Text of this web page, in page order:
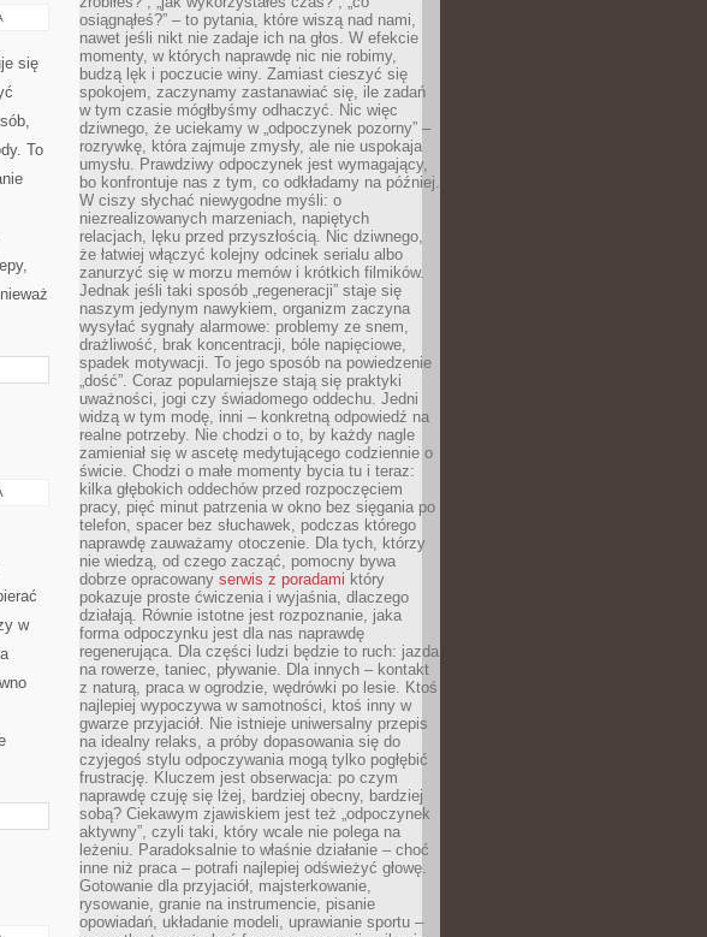
się
To
w
osiągnąłeś?” – to pytania, które wiszą nad nami,
nawet jeśli nikt nie zadaje ich na głos. W efekcie
momenty, w których naprawdę nic nie robimy,
budzą lęk i poczucie winy. Zamiast cieszyć się
spokojem, zaczynamy zastanawiać się, ile zadań
w tym czasie mógłbyśmy odhaczyć. Nic więc
dziwnego, że uciekamy w „odpoczynek pozorny” –
rozrywkę, która zajmuje zmysły, ale nie uspokaja
umysłu. Prawdziwy odpoczynek jest wymagający,
bo konfrontuje nas z tym, co odkładamy na później.
W ciszy słychać niewygodne myśli: o
niezrealizowanych marzeniach, napiętych
relacjach, lęku przed przyszłością. Nic dziwnego,
że łatwiej włączyć kolejny odcinek serialu albo
zanurzyć się w morzu memów i krótkich filmików.
Jednak jeśli taki sposób „regeneracji” staje się
naszym jedynym nawykiem, organizm zaczyna
wysyłać sygnały alarmowe: problemy ze snem,
drażliwość, brak koncentracji, bóle napięciowe,
spadek motywacji. To jego sposób na powiedzenie
„dość”. Coraz popularniejsze stają się praktyki
uważności, jogi czy świadomego oddechu. Jedni
widzą w tym modę, inni – konkretną odpowiedź na
realne potrzeby. Nie chodzi o to, by każdy nagle
zamieniał się w ascetę medytującego codziennie o
świcie. Chodzi o małe momenty bycia tu i teraz:
kilka głębokich oddechów przed rozpoczęciem
pracy, pięć minut patrzenia w okno bez sięgania po
telefon, spacer bez słuchawek, podczas którego
naprawdę zauważamy otoczenie. Dla tych, którzy
nie wiedzą, od czego zacząć, pomocny bywa
dobrze opracowany serwis z poradami który
pokazuje proste ćwiczenia i wyjaśnia, dlaczego
działają. Równie istotne jest rozpoznanie, jaka
forma odpoczynku jest dla nas naprawdę
regenerująca. Dla części ludzi będzie to ruch: jazda
na rowerze, taniec, pływanie. Dla innych – kontakt
z naturą, praca w ogrodzie, wędrówki po lesie. Ktoś
najlepiej wypoczywa w samotności, ktoś inny w
gwarze przyjaciół. Nie istnieje uniwersalny przepis
na idealny relaks, a próby dopasowania się do
czyjegoś stylu odpoczywania mogą tylko pogłębić
frustrację. Kluczem jest obserwacja: po czym
naprawdę czuję się lżej, bardziej obecny, bardziej
sobą? Ciekawym zjawiskiem jest też „odpoczynek
aktywny”, czyli taki, który wcale nie polega na
leżeniu. Paradoksalnie to właśnie działanie – choć
inne niż praca – potrafi najlepiej odświeżyć głowę.
Gotowanie dla przyjaciół, majsterkowanie,
rysowanie, granie na instrumencie, pisanie
opowiadań, układanie modeli, uprawianie sportu –